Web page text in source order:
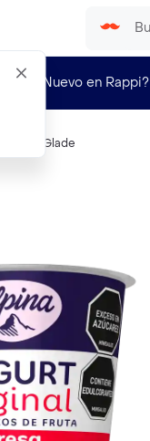
¿Nuevo en Rappi?
Glade